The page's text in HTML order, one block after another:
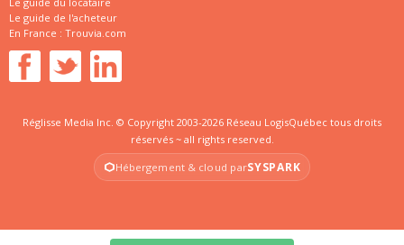
Le guide de l'acheteur
En France : Trouvia.com
Réglisse Media Inc. © Copyright 2003-2026 Réseau LogisQuébec tous droits
réservés ~ all rights reserved.
Hébergement & cloud parSYSPARK